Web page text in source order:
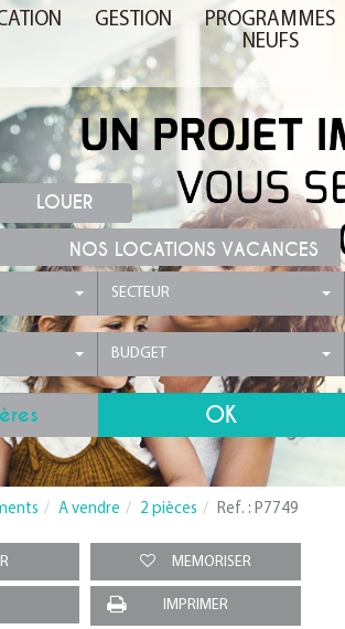
GESTION
PROGRAMMES
NEUFS
LOUER
NOS LOCATIONS VACANCES
SECTEUR
BUDGET
A vendre 2 pièces Ref. : P7749
MEMORISER
IMPRIMER